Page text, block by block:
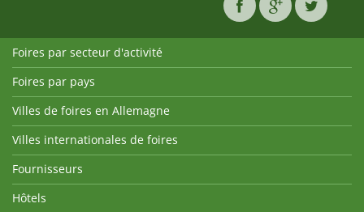
Foires par secteur d'activité
Foires par pays
Villes de foires en Allemagne
Villes internationales de foires
Fournisseurs
Hôtels